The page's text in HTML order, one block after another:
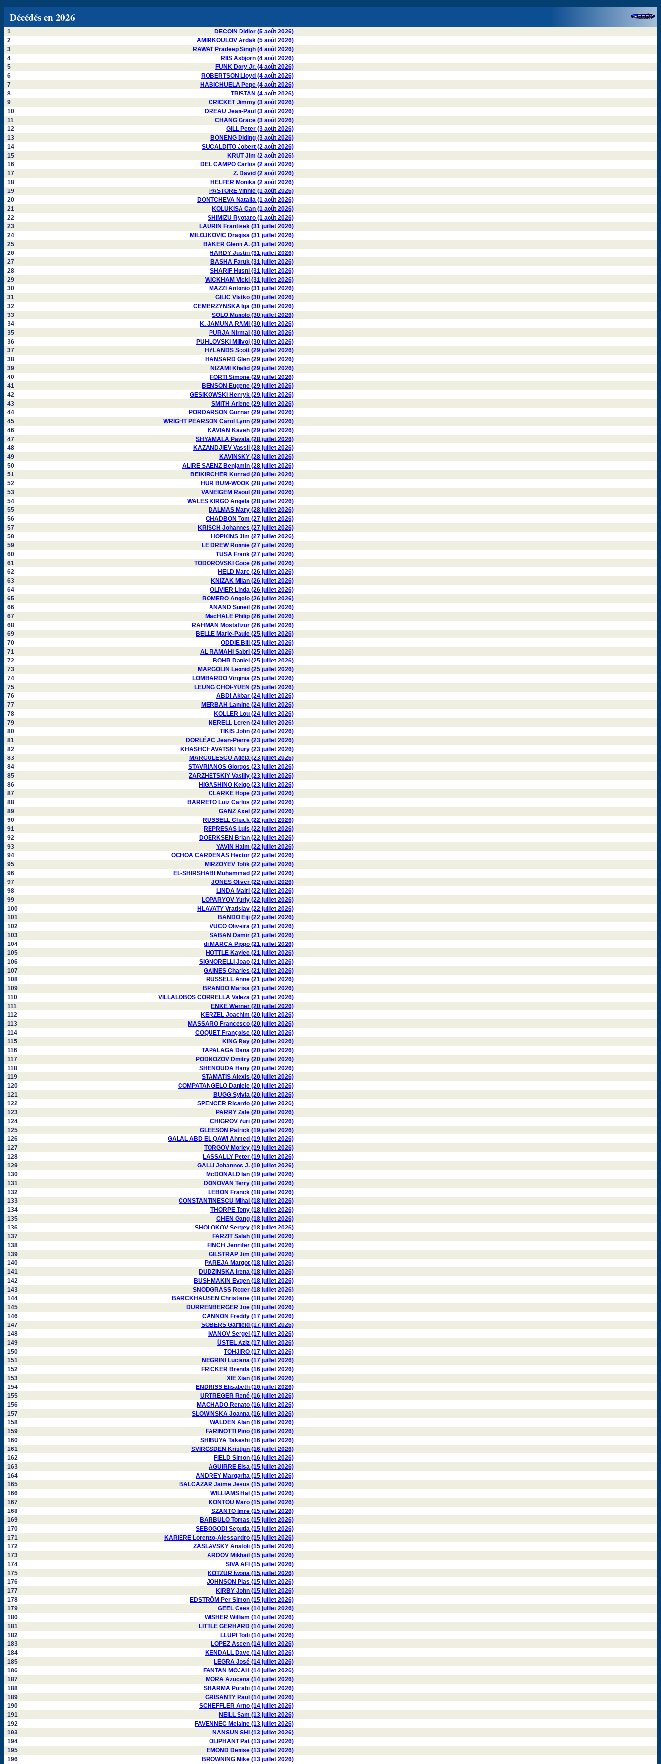
Décédés en 2026
1
DECOIN Didier (5 août 2026)
2
AMIRKOULOV Ardak (5 août 2026)
3
RAWAT Pradeep Singh (4 août 2026)
4
RIIS Asbjorn (4 août 2026)
5
FUNK Dory Jr. (4 août 2026)
6
ROBERTSON Lloyd (4 août 2026)
7
HABICHUELA Pepe (4 août 2026)
8
TRISTAN (4 août 2026)
9
CRICKET Jimmy (3 août 2026)
10
DREAU Jean-Paul (3 août 2026)
11
CHANG Grace (3 août 2026)
12
GILL Peter (3 août 2026)
13
BONENG Diding (3 août 2026)
14
SUCALDITO Jobert (2 août 2026)
15
KRUT Jim (2 août 2026)
16
DEL CAMPO Carlos (2 août 2026)
17
Z. David (2 août 2026)
18
HELFER Monika (2 août 2026)
19
PASTORE Vinnie (1 août 2026)
20
DONTCHEVA Natalia (1 août 2026)
21
KOLUKISA Can (1 août 2026)
22
SHIMIZU Ryotaro (1 août 2026)
23
LAURIN Frantisek (31 juillet 2026)
24
MILOJKOVIC Dragisa (31 juillet 2026)
25
BAKER Glenn A. (31 juillet 2026)
26
HARDY Justin (31 juillet 2026)
27
BASHA Faruk (31 juillet 2026)
28
SHARIF Husni (31 juillet 2026)
29
WICKHAM Vicki (31 juillet 2026)
30
MAZZI Antonio (31 juillet 2026)
31
GILIC Vlatko (30 juillet 2026)
32
CEMBRZYNSKA Iga (30 juillet 2026)
33
SOLO Manolo (30 juillet 2026)
34
K. JAMUNA RAMI (30 juillet 2026)
35
PURJA Nirmal (30 juillet 2026)
36
PUHLOVSKI Milivoj (30 juillet 2026)
37
HYLANDS Scott (29 juillet 2026)
38
HANSARD Glen (29 juillet 2026)
39
NIZAMI Khalid (29 juillet 2026)
40
FORTI Simone (29 juillet 2026)
41
BENSON Eugene (29 juillet 2026)
42
GESIKOWSKI Henryk (29 juillet 2026)
43
SMITH Arlene (29 juillet 2026)
44
PORDARSON Gunnar (29 juillet 2026)
45
WRIGHT PEARSON Carol Lynn (29 juillet 2026)
46
KAVIAN Kaveh (29 juillet 2026)
47
SHYAMALA Pavala (28 juillet 2026)
48
KAZANDJIEV Vassil (28 juillet 2026)
49
KAVINSKY (28 juillet 2026)
50
ALIRE SAENZ Benjamin (28 juillet 2026)
51
BEIKIRCHER Konrad (28 juillet 2026)
52
HUR BUM-WOOK (28 juillet 2026)
53
VANEIGEM Raoul (28 juillet 2026)
54
WALES KIRGO Angela (28 juillet 2026)
55
DALMAS Mary (28 juillet 2026)
56
CHADBON Tom (27 juillet 2026)
57
KRISCH Johannes (27 juillet 2026)
58
HOPKINS Jim (27 juillet 2026)
59
LE DREW Ronnie (27 juillet 2026)
60
TUSA Frank (27 juillet 2026)
61
TODOROVSKI Goce (26 juillet 2026)
62
HELD Marc (26 juillet 2026)
63
KNIZAK Milan (26 juillet 2026)
64
OLIVIER Linda (26 juillet 2026)
65
ROMERO Angelo (26 juillet 2026)
66
ANAND Suneil (26 juillet 2026)
67
MacHALE Philip (26 juillet 2026)
68
RAHMAN Mostafizur (26 juillet 2026)
69
BELLE Marie-Paule (25 juillet 2026)
70
ODDIE Bill (25 juillet 2026)
71
AL RAMAHI Sabri (25 juillet 2026)
72
BOHR Daniel (25 juillet 2026)
73
MARGOLIN Leonid (25 juillet 2026)
74
LOMBARDO Virginia (25 juillet 2026)
75
LEUNG CHOI-YUEN (25 juillet 2026)
76
ABDI Akbar (24 juillet 2026)
77
MERBAH Lamine (24 juillet 2026)
78
KOLLER Lou (24 juillet 2026)
79
NERELL Loren (24 juillet 2026)
80
TIKIS John (24 juillet 2026)
81
DORLÉAC Jean-Pierre (23 juillet 2026)
82
KHASHCHAVATSKI Yury (23 juillet 2026)
83
MARCULESCU Adela (23 juillet 2026)
84
STAVRIANOS Giorgos (23 juillet 2026)
85
ZARZHETSKIY Vasiliy (23 juillet 2026)
86
HIGASHINO Keigo (23 juillet 2026)
87
CLARKE Hope (23 juillet 2026)
88
BARRETO Luiz Carlos (22 juillet 2026)
89
GANZ Axel (22 juillet 2026)
90
RUSSELL Chuck (22 juillet 2026)
91
REPRESAS Luis (22 juillet 2026)
92
DOERKSEN Brian (22 juillet 2026)
93
YAVIN Haim (22 juillet 2026)
94
OCHOA CARDENAS Hector (22 juillet 2026)
95
MIRZOYEV Tofik (22 juillet 2026)
96
EL-SHIRSHABI Muhammad (22 juillet 2026)
97
JONES Oliver (22 juillet 2026)
98
LINDA Mairi (22 juillet 2026)
99
LOPARYOV Yuriy (22 juillet 2026)
100
HLAVATY Vratislav (22 juillet 2026)
101
BANDO Eiji (22 juillet 2026)
102
VUCO Oliveira (21 juillet 2026)
103
SABAN Damir (21 juillet 2026)
104
di MARCA Pippo (21 juillet 2026)
105
HOTTLE Kaylee (21 juillet 2026)
106
SIGNORELLI Joao (21 juillet 2026)
107
GAINES Charles (21 juillet 2026)
108
RUSSELL Anne (21 juillet 2026)
109
BRANDO Marisa (21 juillet 2026)
110
VILLALOBOS CORRELLA Valeza (21 juillet 2026)
111
ENKE Werner (20 juillet 2026)
112
KERZEL Joachim (20 juillet 2026)
113
MASSARO Francesco (20 juillet 2026)
114
COQUET Françoise (20 juillet 2026)
115
KING Ray (20 juillet 2026)
116
TAPALAGA Dana (20 juillet 2026)
117
PODNOZOV Dmitry (20 juillet 2026)
118
SHENOUDA Hany (20 juillet 2026)
119
STAMATIS Alexis (20 juillet 2026)
120
COMPATANGELO Daniele (20 juillet 2026)
121
BUGG Sylvia (20 juillet 2026)
122
SPENCER Ricardo (20 juillet 2026)
123
PARRY Zale (20 juillet 2026)
124
CHIGROV Yuri (20 juillet 2026)
125
GLEESON Patrick (19 juillet 2026)
126
GALAL ABD EL QAWI Ahmed (19 juillet 2026)
127
TORGOV Morley (19 juillet 2026)
128
LASSALLY Peter (19 juillet 2026)
129
GALLI Johannes J. (19 juillet 2026)
130
McDONALD Ian (19 juillet 2026)
131
DONOVAN Terry (18 juillet 2026)
132
LEBON Franck (18 juillet 2026)
133
CONSTANTINESCU Mihai (18 juillet 2026)
134
THORPE Tony (18 juillet 2026)
135
CHEN Gang (18 juillet 2026)
136
SHOLOKOV Sergey (18 juillet 2026)
137
FARZIT Salah (18 juillet 2026)
138
FINCH Jennifer (18 juillet 2026)
139
GILSTRAP Jim (18 juillet 2026)
140
PAREJA Margot (18 juillet 2026)
141
DUDZINSKA Irena (18 juillet 2026)
142
BUSHMAKIN Evgen (18 juillet 2026)
143
SNODGRASS Roger (18 juillet 2026)
144
BARCKHAUSEN Christiane (18 juillet 2026)
145
DURRENBERGER Joe (18 juillet 2026)
146
CANNON Freddy (17 juillet 2026)
147
SOBERS Garfield (17 juillet 2026)
148
IVANOV Sergei (17 juillet 2026)
149
ÜSTEL Aziz (17 juillet 2026)
150
TOHJIRO (17 juillet 2026)
151
NEGRINI Luciana (17 juillet 2026)
152
FRICKER Brenda (16 juillet 2026)
153
XIE Xian (16 juillet 2026)
154
ENDRISS Elisabeth (16 juillet 2026)
155
URTREGER René (16 juillet 2026)
156
MACHADO Renato (16 juillet 2026)
157
SLOWINSKA Joanna (16 juillet 2026)
158
WALDEN Alan (16 juillet 2026)
159
FARINOTTI Pino (16 juillet 2026)
160
SHIBUYA Takeshi (16 juillet 2026)
161
SVIRGSDEN Kristjan (16 juillet 2026)
162
FIELD Simon (16 juillet 2026)
163
AGUIRRE Elsa (15 juillet 2026)
164
ANDREY Margarita (15 juillet 2026)
165
BALCAZAR Jaime Jesus (15 juillet 2026)
166
WILLIAMS Hal (15 juillet 2026)
167
KONTOU Maro (15 juillet 2026)
168
SZANTO Imre (15 juillet 2026)
169
BARBULO Tomas (15 juillet 2026)
170
SEBOGODI Seputla (15 juillet 2026)
171
KARIERE Lorenzo-Alessandro (15 juillet 2026)
172
ZASLAVSKY Anatoli (15 juillet 2026)
173
ARDOV Mikhail (15 juillet 2026)
174
SIVA AFI (15 juillet 2026)
175
KOTZUR Iwona (15 juillet 2026)
176
JOHNSON Plas (15 juillet 2026)
177
KIRBY John (15 juillet 2026)
178
EDSTRÖM Per Simon (15 juillet 2026)
179
GEEL Cees (14 juillet 2026)
180
WISHER William (14 juillet 2026)
181
LITTLE GERHARD (14 juillet 2026)
182
LLUPI Todi (14 juillet 2026)
183
LOPEZ Ascen (14 juillet 2026)
184
KENDALL Dave (14 juillet 2026)
185
LEGRA José (14 juillet 2026)
186
FANTAN MOJAH (14 juillet 2026)
187
MORA Azucena (14 juillet 2026)
188
SHARMA Purabi (14 juillet 2026)
189
GRISANTY Raul (14 juillet 2026)
190
SCHEFFLER Arno (14 juillet 2026)
191
NEILL Sam (13 juillet 2026)
192
FAVENNEC Melaine (13 juillet 2026)
193
NANSUN SHI (13 juillet 2026)
194
OLIPHANT Pat (13 juillet 2026)
195
EMOND Denise (13 juillet 2026)
196
BROWNING Mike (13 juillet 2026)